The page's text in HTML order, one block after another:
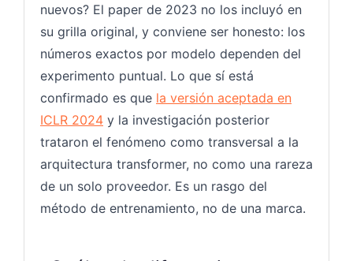
nuevos? El paper de 2023 no los incluyó en
su grilla original, y conviene ser honesto: los
números exactos por modelo dependen del
experimento puntual. Lo que sí está
confirmado es que la versión aceptada en
ICLR 2024 y la investigación posterior
trataron el fenómeno como transversal a la
arquitectura transformer, no como una rareza
de un solo proveedor. Es un rasgo del
método de entrenamiento, no de una marca.